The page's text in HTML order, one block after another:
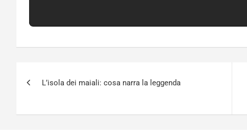
L’isola dei maiali: cosa narra la leggenda